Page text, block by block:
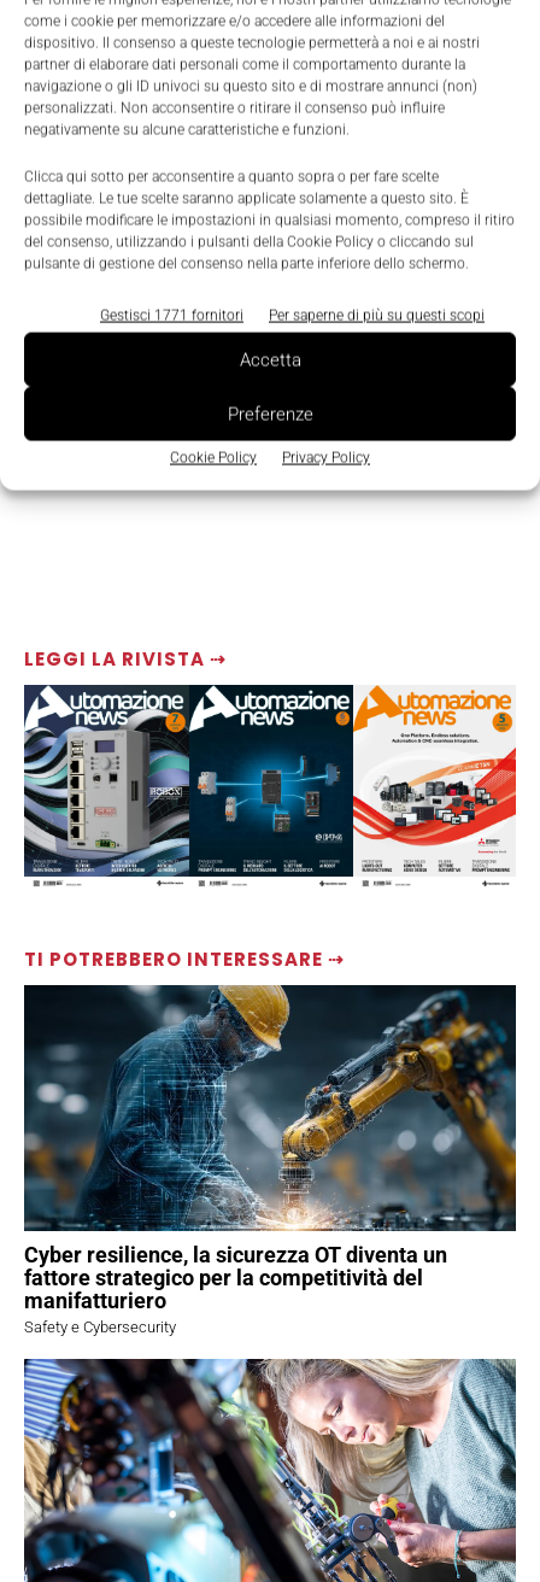
come i cookie per memorizzare e/o accedere alle informazioni del
dispositivo. Il consenso a queste tecnologie permetterà a noi e ai nostri
partner di elaborare dati personali come il comportamento durante la
navigazione o gli ID univoci su questo sito e di mostrare annunci (non)
personalizzati. Non acconsentire o ritirare il consenso può influire
negativamente su alcune caratteristiche e funzioni.
Clicca qui sotto per acconsentire a quanto sopra o per fare scelte
dettagliate. Le tue scelte saranno applicate solamente a questo sito. È
possibile modificare le impostazioni in qualsiasi momento, compreso il ritiro
del consenso, utilizzando i pulsanti della Cookie Policy o cliccando sul
pulsante di gestione del consenso nella parte inferiore dello schermo.
Gestisci 1771 fornitori Per saperne di più su questi scopi
Accetta
Preferenze
Cookie Policy Privacy Policy
LEGGI LA RIVISTA ⇢
TI POTREBBERO INTERESSARE ⇢
Cyber resilience, la sicurezza OT diventa un
fattore strategico per la competitività del
manifatturiero
Safety e Cybersecurity
Infine, grazie all'integrazione conWeChat, SAP
Hybris aiuta i brand a entrare in contatto con oltre
889 milioni di utenti del social network cinese.
riconoscimento facciale SAP Sap Hybris